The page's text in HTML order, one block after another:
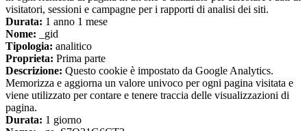
visitatori, sessioni e campagne per i rapporti di analisi dei siti.
Durata: 1 anno 1 mese
Nome: _gid
Tipologia: analitico
Proprieta: Prima parte
Descrizione: Questo cookie è impostato da Google Analytics.
Memorizza e aggiorna un valore univoco per ogni pagina visitata e
viene utilizzato per contare e tenere traccia delle visualizzazioni di
pagina.
Durata: 1 giorno